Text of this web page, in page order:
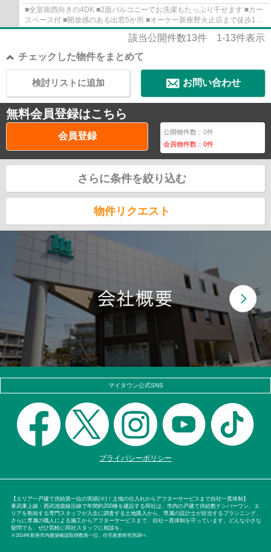
■全室南西向きの4DK ■2面バルコニーでお洗濯もたっぷり干せます ■カー
スペース付 ■開放感のある出窓5か所 ■オーケー新座野火止店まで徒歩10
分
該当公開件数13件 1-13件表示
チェックした物件をまとめて
お問い合わせ
検討リストに追加
無料会員登録はこちら
会員登録 公開物件数：0件
会員物件数：0件
さらに条件を絞り込む
物件リクエスト
マイタウン公式SNS
プライバシーポリシー
【エリア一戸建て供給第一位の実績(※)！土地の仕入れからアフターサービスまで自社一貫体制】
東武東上線・西武池袋線沿線で年間約200棟を建設する同社は、市内の戸建て供給数ナンバーワン。エ
リアを熟知する専門スタッフが入念に調査する土地購入から、専属の設計士が担当するプランニング、
さらに専属の職人による施工からアフターサービスまで、自社一貫体制を守っています。どんな小さな
疑問でも、ぜひ気軽に同社スタッフに相談を。
※2014年新座市内建築確認取得数第一位。住宅産業研究所調べ